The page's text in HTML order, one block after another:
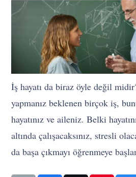
İş hayatı da biraz öyle değil
yapmanız beklenen birçok iş,
hayatınız ve aileniz. Belki
altında çalışacaksınız, stresli
da başa çıkmayı öğrenmeye